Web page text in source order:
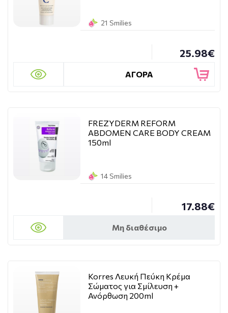
21 Smilies
25.98€
ΑΓΟΡΑ
FREZYDERM REFORM
ABDOMEN CARE BODY CREAM
150ml
14 Smilies
17.88€
Μη διαθέσιμο
Korres Λευκή Πεύκη Κρέμα
Σώματος για Σμίλευση +
Ανόρθωση 200ml